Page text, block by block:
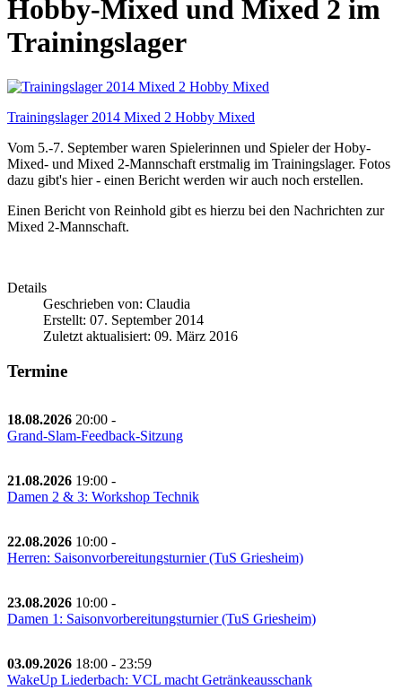
Hobby-Mixed und Mixed 2 im
Trainingslager
Trainingslager 2014 Mixed 2 Hobby Mixed
Vom 5.-7. September waren Spielerinnen und Spieler der Hoby-
Mixed- und Mixed 2-Mannschaft erstmalig im Trainingslager. Fotos
dazu gibt's hier - einen Bericht werden wir auch noch erstellen.
Einen Bericht von Reinhold gibt es hierzu bei den Nachrichten zur
Mixed 2-Mannschaft.
Details
Geschrieben von: Claudia
Erstellt: 07. September 2014
Zuletzt aktualisiert: 09. März 2016
Termine
18.08.2026 20:00 -
Grand-Slam-Feedback-Sitzung
21.08.2026 19:00 -
Damen 2 & 3: Workshop Technik
22.08.2026 10:00 -
Herren: Saisonvorbereitungsturnier (TuS Griesheim)
23.08.2026 10:00 -
Damen 1: Saisonvorbereitungsturnier (TuS Griesheim)
03.09.2026 18:00 - 23:59
WakeUp Liederbach: VCL macht Getränkeausschank